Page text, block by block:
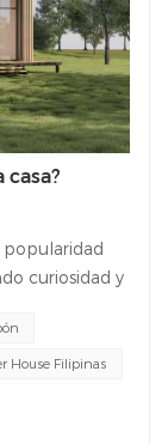
popularidad
curiosidad y
las casas de
e innovador
House Filipinas